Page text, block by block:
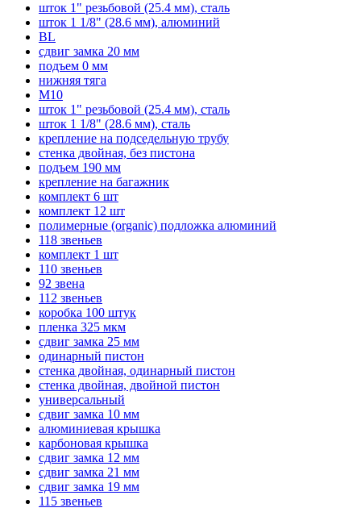
шток 1" резьбовой (25.4 мм), сталь
шток 1 1/8" (28.6 мм), алюминий
BL
сдвиг замка 20 мм
подъем 0 мм
нижняя тяга
M10
шток 1" резьбовой (25.4 мм), сталь
шток 1 1/8" (28.6 мм), сталь
крепление на подседельную трубу
стенка двойная, без пистона
подъем 190 мм
крепление на багажник
комплект 6 шт
комплект 12 шт
полимерные (organic) подложка алюминий
118 звеньев
комплект 1 шт
110 звеньев
92 звена
112 звеньев
коробка 100 штук
пленка 325 мкм
сдвиг замка 25 мм
одинарный пистон
стенка двойная, одинарный пистон
стенка двойная, двойной пистон
универсальный
сдвиг замка 10 мм
алюминиевая крышка
карбоновая крышка
сдвиг замка 12 мм
сдвиг замка 21 мм
сдвиг замка 19 мм
115 звеньев